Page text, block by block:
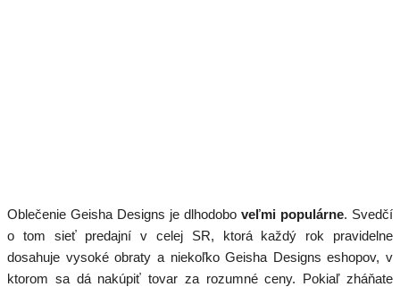
Oblečenie Geisha Designs je dlhodobo veľmi populárne. Svedčí
o tom sieť predajní v celej SR, ktorá každý rok pravidelne
dosahuje vysoké obraty a niekoľko Geisha Designs eshopov, v
ktorom sa dá nakúpiť tovar za rozumné ceny. Pokiaľ zháňate